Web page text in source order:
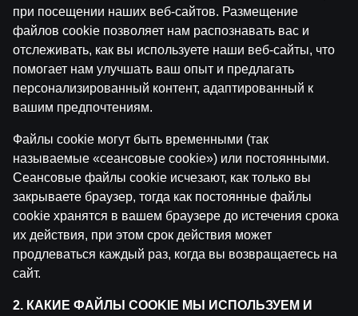
Maksims Širokovs ar Ģenerāli | Hokeja Nagla
by
Dāvis 14 июл. 2026 г.
Ģenerālis ar Žani Peineru | Basketbola Apskats
byDāvis 14 июл. 2026 г.
Jāņa Nagla | Jānis Gailītis kopā ar Ģenerāli
byDāvis 14 июл. 2026 г.
Ģenerālis ar Jurģi Kalnu | Pasaules Kauss futbolā 2026
by Dāvis 17 июн. 2026 г.
byDāvis 17 июн. 2026 г.
при посещении наших веб-сайтов. Размещение
файлов cookie позволяет нам распознавать вас и
отслеживать, как вы используете наши веб-сайты, что
помогает нам улучшать ваш опыт и предлагать
персонализированный контент, адаптированный к
вашим предпочтениям.
Файлы cookie могут быть временными (так
называемые «сеансовые cookie») или постоянными.
Сеансовые файлы cookie исчезают, как только вы
закрываете браузер, тогда как постоянные файлы
cookie хранятся в вашем браузере до истечения срока
их действия, при этом срок действия может
продлеваться каждый раз, когда вы возвращаетесь на
сайт.
2. КАКИЕ ФАЙЛЫ COOKIE МЫ ИСПОЛЬЗУЕМ И